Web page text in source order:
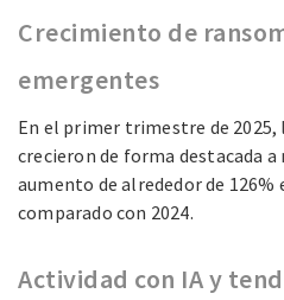
Crecimiento de
emergentes
En el primer trimestre de 2025,
crecieron de forma destacada
aumento de alrededor de
comparado con 2024.
Actividad con IA y